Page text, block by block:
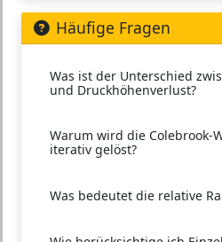
Häufige Fragen
Was ist der Unterschied
und Druckhöhenverlust?
Warum wird die Colebrook-
iterativ gelöst?
Was bedeutet die relative